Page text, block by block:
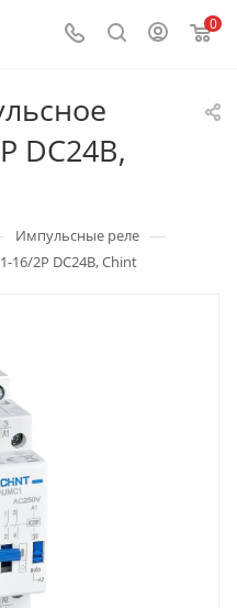
0
DC24В,
Импульсные реле —
16/2P DC24В, Chint